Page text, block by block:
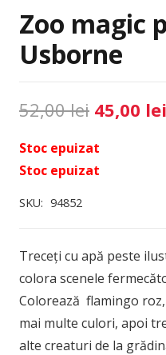
Zoo magic
Usborne
52,00lei Prețul
a
fost:
45,00 lei
Stoc epuizat
Stoc epuizat
SKU: 94852
Treceți cu apă peste
colora scenele
Colorează flamingo
mai multe culori, apoi
alte creaturi de la